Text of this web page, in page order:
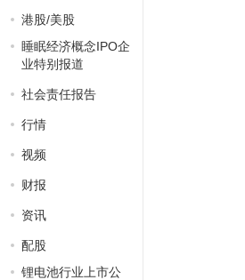
港股/美股
睡眠经济概念IPO企
业特别报道
社会责任报告
行情
视频
财报
资讯
配股
锂电池行业上市公